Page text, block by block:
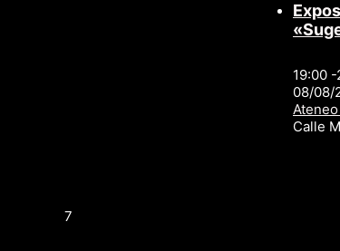
7
19:00 -
08/08/
Calle